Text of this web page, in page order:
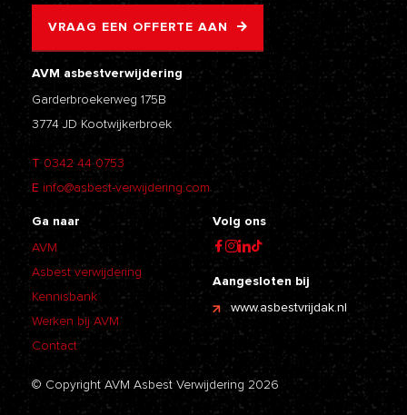
VRAAG EEN OFFERTE AAN
AVM asbestverwijdering
Garderbroekerweg 175B
3774 JD Kootwijkerbroek
T 0342 44 0753
E info@asbest-verwijdering.com
Ga naar
AVM
Asbest verwijdering
Kennisbank
Werken bij AVM
Contact
Volg ons
Aangesloten bij
www.asbestvrijdak.nl
© Copyright AVM Asbest Verwijdering 2026